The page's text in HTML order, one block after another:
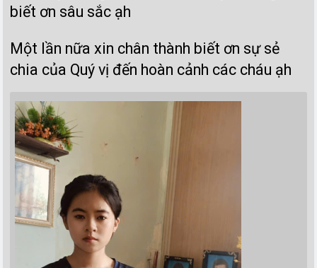
biết ơn sâu sắc ạh
Một lần nữa xin chân thành biết ơn sự sẻ
chia của Quý vị đến hoàn cảnh các cháu ạh